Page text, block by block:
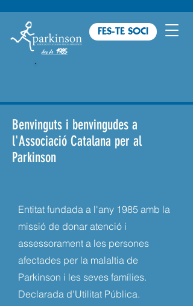
FES-TE SOCI
Benvinguts i benvingudes a
l'Associació Catalana per al
Parkinson
Entitat fundada a l'any 1985 amb la
missió de donar atenció i
assessorament a les persones
afectades per la malaltia de
Parkinson i les seves famílies.
Declarada d'Utilitat Pública.